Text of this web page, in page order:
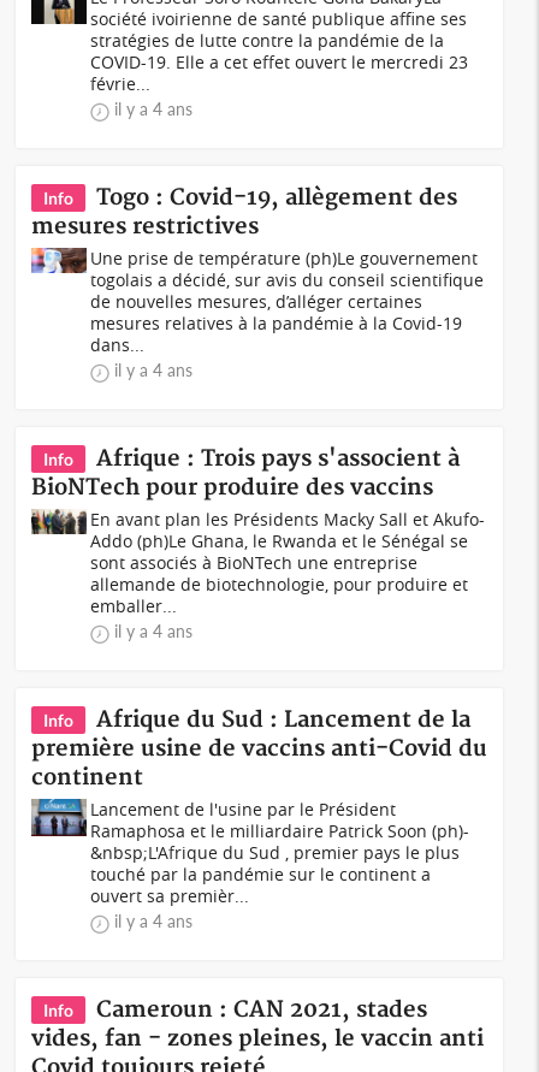
société ivoirienne de santé publique affine ses
stratégies de lutte contre la pandémie de la
COVID-19. Elle a cet effet ouvert le mercredi 23
févrie...
il y a 4 ans
Info
Togo : Covid-19, allègement des
mesures restrictives
Une prise de température (ph)Le gouvernement
togolais a décidé, sur avis du conseil scientifique
de nouvelles mesures, d’alléger certaines
mesures relatives à la pandémie à la Covid-19
dans...
il y a 4 ans
Info
Afrique : Trois pays s'associent à
BioNTech pour produire des vaccins
En avant plan les Présidents Macky Sall et Akufo-
Addo (ph)Le Ghana, le Rwanda et le Sénégal se
sont associés à BioNTech une entreprise
allemande de biotechnologie, pour produire et
emballer...
il y a 4 ans
Info
Afrique du Sud : Lancement de la
première usine de vaccins anti-Covid du
continent
Lancement de l'usine par le Président
Ramaphosa et le milliardaire Patrick Soon (ph)-
&nbsp;L'Afrique du Sud , premier pays le plus
touché par la pandémie sur le continent a
ouvert sa premièr...
il y a 4 ans
Info
Cameroun : CAN 2021, stades
vides, fan - zones pleines, le vaccin anti